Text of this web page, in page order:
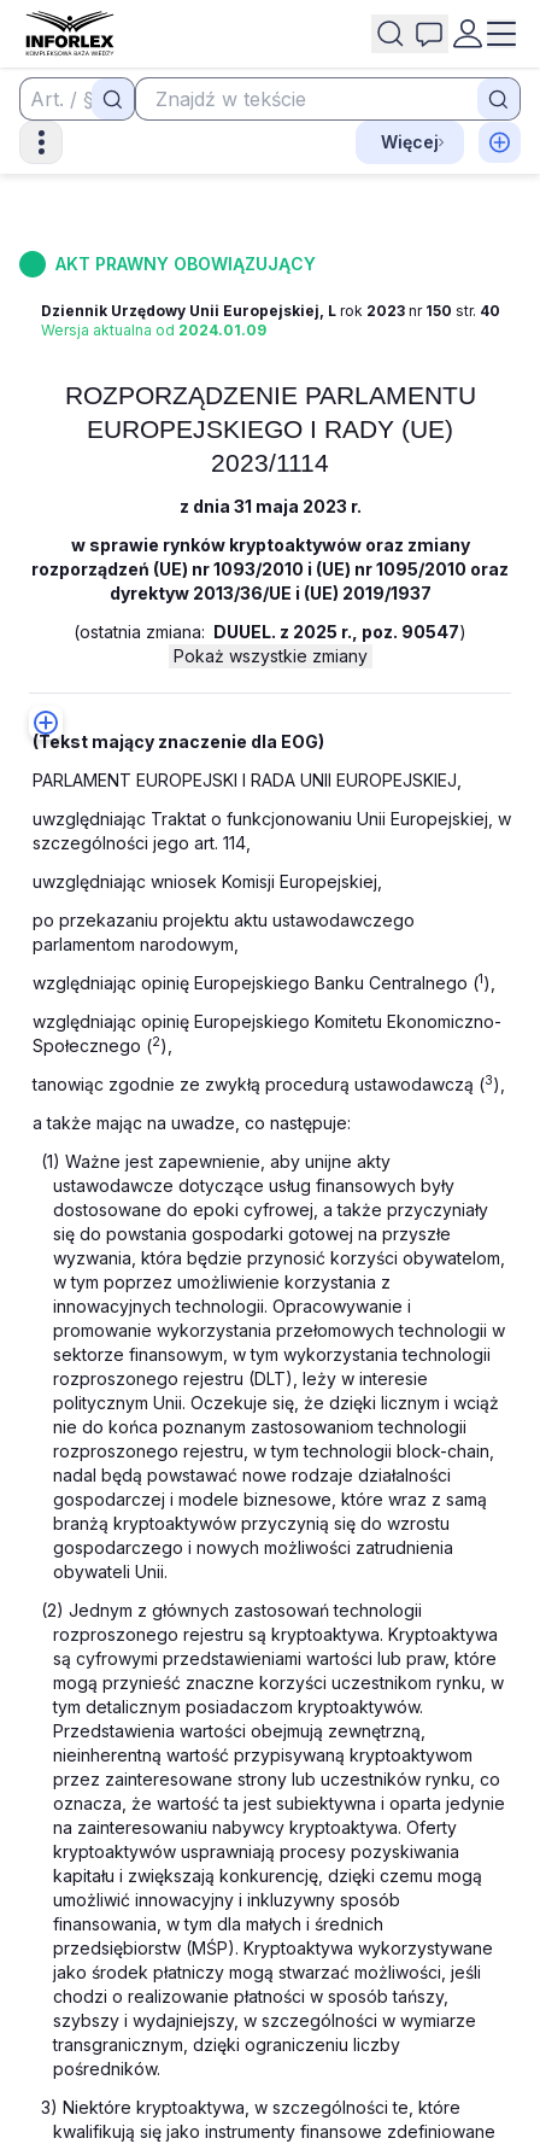
Więcej
AKT PRAWNY OBOWIĄZUJĄCY
Dziennik Urzędowy Unii Europejskiej, Lrok 2023nr 150 str. 40
Wersja aktualna od 2024.01.09
ROZPORZĄDZENIE PARLAMENTU
EUROPEJSKIEGO I RADY (UE)
2023/1114
z dnia 31 maja 2023 r.
w sprawie rynków kryptoaktywów oraz zmiany
rozporządzeń (UE) nr 1093/2010 i (UE) nr 1095/2010 oraz
dyrektyw 2013/36/UE i (UE) 2019/1937
(ostatnia zmiana: DUUEL. z 2025 r., poz. 90547)
Pokaż wszystkie zmiany
(Tekst mający znaczenie dla EOG)
PARLAMENT EUROPEJSKI I RADA UNII EUROPEJSKIEJ,
uwzględniając Traktat o funkcjonowaniu Unii Europejskiej, w
szczególności jego art. 114,
uwzględniając wniosek Komisji Europejskiej,
po przekazaniu projektu aktu ustawodawczego
parlamentom narodowym,
względniając opinię Europejskiego Banku Centralnego (1),
względniając opinię Europejskiego Komitetu Ekonomiczno-
Społecznego (2),
tanowiąc zgodnie ze zwykłą procedurą ustawodawczą (3),
a także mając na uwadze, co następuje:
(1) Ważne jest zapewnienie, aby unijne akty
ustawodawcze dotyczące usług finansowych były
dostosowane do epoki cyfrowej, a także przyczyniały
się do powstania gospodarki gotowej na przyszłe
wyzwania, która będzie przynosić korzyści obywatelom,
w tym poprzez umożliwienie korzystania z
innowacyjnych technologii. Opracowywanie i
promowanie wykorzystania przełomowych technologii w
sektorze finansowym, w tym wykorzystania technologii
rozproszonego rejestru (DLT), leży w interesie
politycznym Unii. Oczekuje się, że dzięki licznym i wciąż
nie do końca poznanym zastosowaniom technologii
rozproszonego rejestru, w tym technologii block-chain,
nadal będą powstawać nowe rodzaje działalności
gospodarczej i modele biznesowe, które wraz z samą
branżą kryptoaktywów przyczynią się do wzrostu
gospodarczego i nowych możliwości zatrudnienia
obywateli Unii.
(2) Jednym z głównych zastosowań technologii
rozproszonego rejestru są kryptoaktywa. Kryptoaktywa
są cyfrowymi przedstawieniami wartości lub praw, które
mogą przynieść znaczne korzyści uczestnikom rynku, w
tym detalicznym posiadaczom kryptoaktywów.
Przedstawienia wartości obejmują zewnętrzną,
nieinherentną wartość przypisywaną kryptoaktywom
przez zainteresowane strony lub uczestników rynku, co
oznacza, że wartość ta jest subiektywna i oparta jedynie
na zainteresowaniu nabywcy kryptoaktywa. Oferty
kryptoaktywów usprawniają procesy pozyskiwania
kapitału i zwiększają konkurencję, dzięki czemu mogą
umożliwić innowacyjny i inkluzywny sposób
finansowania, w tym dla małych i średnich
przedsiębiorstw (MŚP). Kryptoaktywa wykorzystywane
jako środek płatniczy mogą stwarzać możliwości, jeśli
chodzi o realizowanie płatności w sposób tańszy,
szybszy i wydajniejszy, w szczególności w wymiarze
transgranicznym, dzięki ograniczeniu liczby
pośredników.
3) Niektóre kryptoaktywa, w szczególności te, które
kwalifikują się jako instrumenty finansowe zdefiniowane